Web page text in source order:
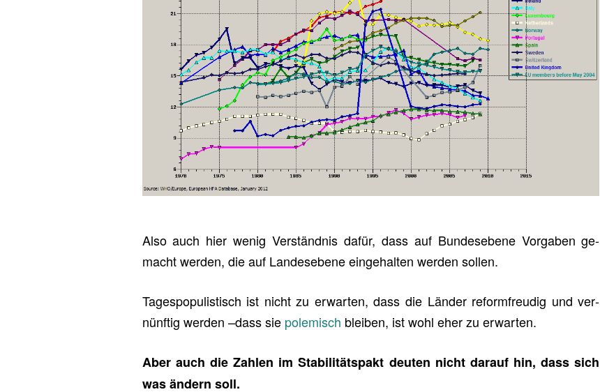
Also auch hier wenig Ver­ständ­nis dafür, dass auf Bun­des­ebe­ne Vor­ga­ben ge­
macht wer­den, die auf Lan­des­ebe­ne ein­ge­hal­ten wer­den sol­len.
Ta­ges­po­pu­lis­tisch ist nicht zu er­war­ten, dass die Län­der re­form­freu­dig und ver­
nünf­tig wer­den –dass sie po­le­misch blei­ben, ist wohl eher zu er­war­ten.
Aber auch die Zah­len im Sta­bi­li­täts­pakt deu­ten nicht dar­auf hin, dass sich
was än­dern soll.